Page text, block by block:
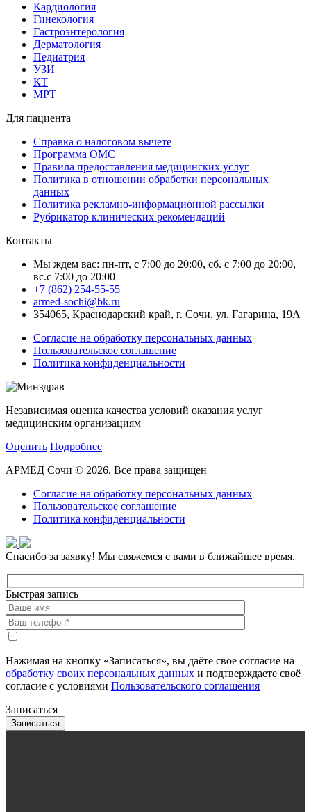
Кардиология
Гинекология
Гастроэнтерология
Дерматология
Педиатрия
УЗИ
КТ
МРТ
Для пациента
Справка о налоговом вычете
Программа ОМС
Правила предоставления медицинских услуг
Политика в отношении обработки персональных
данных
Политика рекламно-информационной рассылки
Рубрикатор клинических рекомендаций
Контакты
Мы ждем вас: пн-пт, с 7:00 до 20:00, сб. с 7:00 до 20:00,
вс.с 7:00 до 20:00
+7 (862) 254-55-55
armed-sochi@bk.ru
354065, Краснодарский край, г. Сочи, ул. Гагарина, 19А
Согласие на обработку персональных данных
Пользовательское соглашение
Политика конфиденциальности
Независимая оценка качества условий оказания услуг
медицинским организациям
Оценить Подробнее
АРМЕД Сочи © 2026. Все права защищен
Согласие на обработку персональных данных
Пользовательское соглашение
Политика конфиденциальности
Спасибо за заявку! Мы свяжемся с вами в ближайшее время.
Быстрая запись
Нажимая на кнопку «Записаться», вы даёте свое согласие на
обработку своих персональных данных и подтверждаете своё
согласие с условиями Пользовательского соглашения
Записаться